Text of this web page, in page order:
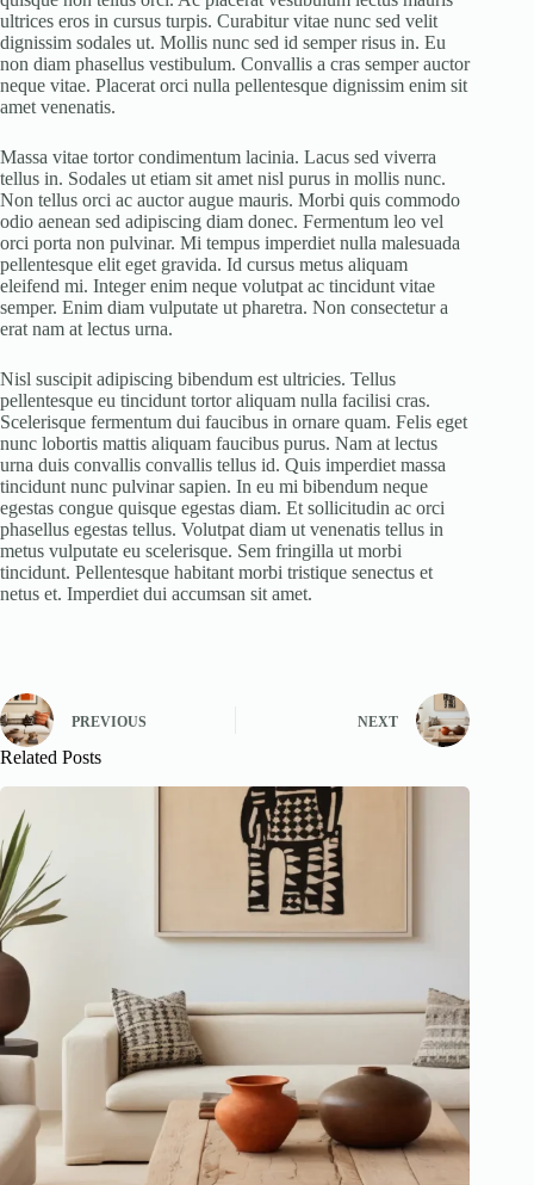
ultrices eros in cursus turpis. Curabitur vitae nunc sed velit
dignissim sodales ut. Mollis nunc sed id semper risus in. Eu
non diam phasellus vestibulum. Convallis a cras semper auctor
neque vitae. Placerat orci nulla pellentesque dignissim enim sit
amet venenatis.
Massa vitae tortor condimentum lacinia. Lacus sed viverra
tellus in. Sodales ut etiam sit amet nisl purus in mollis nunc.
Non tellus orci ac auctor augue mauris. Morbi quis commodo
odio aenean sed adipiscing diam donec. Fermentum leo vel
orci porta non pulvinar. Mi tempus imperdiet nulla malesuada
pellentesque elit eget gravida. Id cursus metus aliquam
eleifend mi. Integer enim neque volutpat ac tincidunt vitae
semper. Enim diam vulputate ut pharetra. Non consectetur a
erat nam at lectus urna.
Nisl suscipit adipiscing bibendum est ultricies. Tellus
pellentesque eu tincidunt tortor aliquam nulla facilisi cras.
Scelerisque fermentum dui faucibus in ornare quam. Felis eget
nunc lobortis mattis aliquam faucibus purus. Nam at lectus
urna duis convallis convallis tellus id. Quis imperdiet massa
tincidunt nunc pulvinar sapien. In eu mi bibendum neque
egestas congue quisque egestas diam. Et sollicitudin ac orci
phasellus egestas tellus. Volutpat diam ut venenatis tellus in
metus vulputate eu scelerisque. Sem fringilla ut morbi
tincidunt. Pellentesque habitant morbi tristique senectus et
netus et. Imperdiet dui accumsan sit amet.
PREVIOUS NEXT
Related Posts